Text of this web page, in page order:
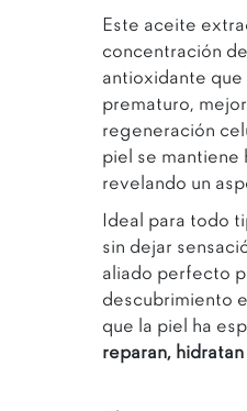
Este aceite
concentración de
antioxidante
prematuro,
regeneración
piel se mantiene
revelando un
Ideal para todo
sin dejar
aliado perfecto
descubrimiento
que la piel ha
reparan,